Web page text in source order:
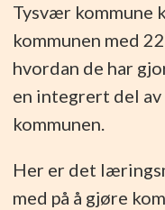
Tysvær kommune
kommunen med
hvordan de har
en integrert del
kommunen.
Her er det
med på å gjøre